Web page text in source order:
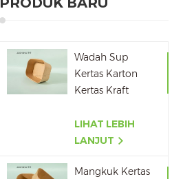
Wadah Sup
Kertas Karton
Kertas Kraft
Lingkungan
LIHAT LEBIH
LANJUT
Mangkuk Kertas